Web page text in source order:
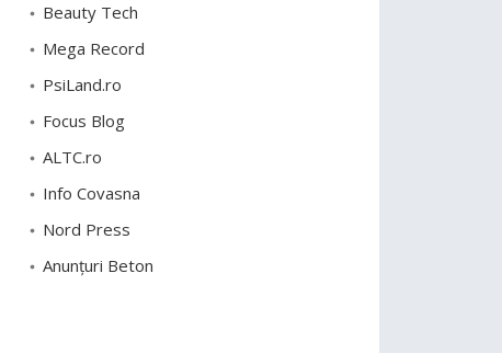
Beauty Tech
Mega Record
PsiLand.ro
Focus Blog
ALTC.ro
Info Covasna
Nord Press
Anunțuri Beton